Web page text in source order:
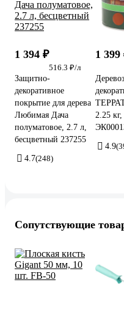
1 394 ₽
516.3 ₽/л
Защитно-
декоративное
покрытие для дерева
Любимая Дача
полуматовое, 2.7 л,
бесцветный 237255
4.7(248)
1 399
2.25
4.9
Сопутствующие